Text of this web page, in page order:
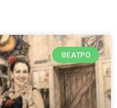
ΘΈΑΤΡΟ